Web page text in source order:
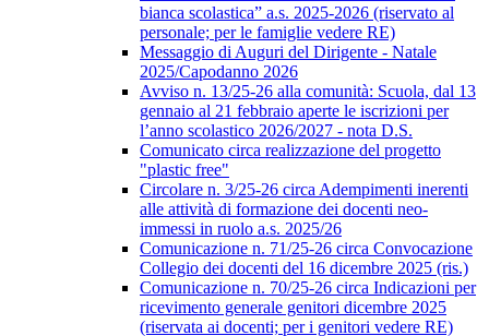
bianca scolastica” a.s. 2025-2026 (riservato al
personale; per le famiglie vedere RE)
Messaggio di Auguri del Dirigente - Natale
2025/Capodanno 2026
Avviso n. 13/25-26 alla comunità: Scuola, dal 13
gennaio al 21 febbraio aperte le iscrizioni per
l’anno scolastico 2026/2027 - nota D.S.
Comunicato circa realizzazione del progetto
"plastic free"
Circolare n. 3/25-26 circa Adempimenti inerenti
alle attività di formazione dei docenti neo-
immessi in ruolo a.s. 2025/26
Comunicazione n. 71/25-26 circa Convocazione
Collegio dei docenti del 16 dicembre 2025 (ris.)
Comunicazione n. 70/25-26 circa Indicazioni per
ricevimento generale genitori dicembre 2025
(riservata ai docenti; per i genitori vedere RE)